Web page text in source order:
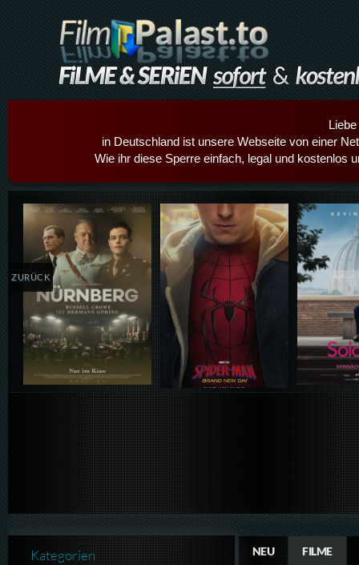
in Deutschland ist unsere Webseite von einer
Wie ihr diese Sperre einfach, legal und kostenlos
Details,Play Details,Play
ZURÜCK
NEU FILME
Kategorien